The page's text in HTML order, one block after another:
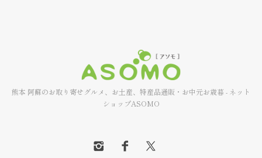
熊本 阿蘇のお取り寄せグルメ、お土産、特産品通販・お中元お歳暮 - ネット
ショップASOMO